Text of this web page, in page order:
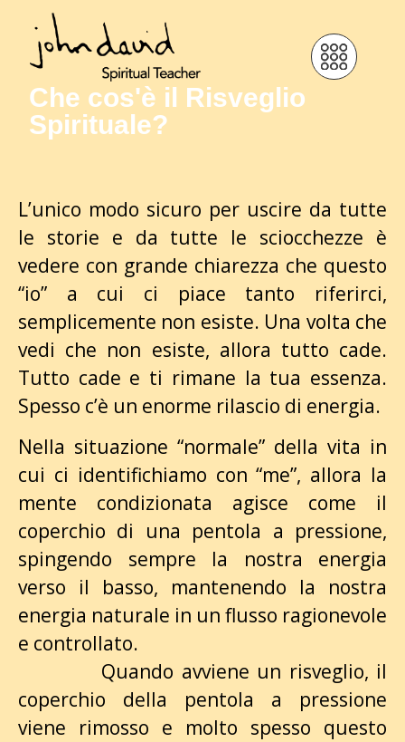
Che cos'è il Risveglio
Spirituale?
L’unico modo sicuro per uscire da tutte
le storie e da tutte le sciocchezze è
vedere con grande chiarezza che questo
“io” a cui ci piace tanto riferirci,
semplicemente non esiste. Una volta che
vedi che non esiste, allora tutto cade.
Tutto cade e ti rimane la tua essenza.
Spesso c’è un enorme rilascio di energia.
Nella situazione “normale” della vita in
cui ci identifichiamo con “me”, allora la
mente condizionata agisce come il
coperchio di una pentola a pressione,
spingendo sempre la nostra energia
verso il basso, mantenendo la nostra
energia naturale in un flusso ragionevole
e controllato.
Quando avviene un risveglio, il
coperchio della pentola a pressione
viene rimosso e molto spesso questo